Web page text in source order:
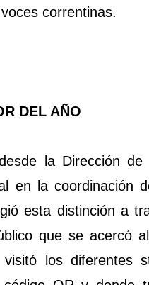
correntinas.
DEL AÑO
la Dirección de
en la coordinación
esta distinción a
que se acercó
los diferentes